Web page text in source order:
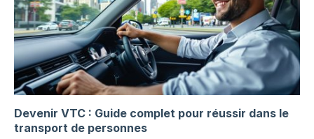
Devenir VTC : Guide complet pour réussir dans le
transport de personnes